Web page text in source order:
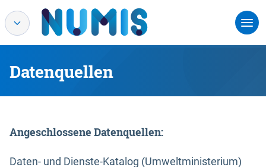
Datenquellen
Angeschlossene Datenquellen:
Daten- und Dienste-Katalog (Umweltministerium)